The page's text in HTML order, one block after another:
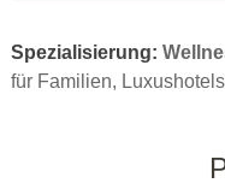
Spezialisierung:
für Familien, Luxushotels